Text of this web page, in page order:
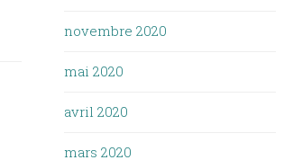
novembre 2020
mai 2020
avril 2020
mars 2020